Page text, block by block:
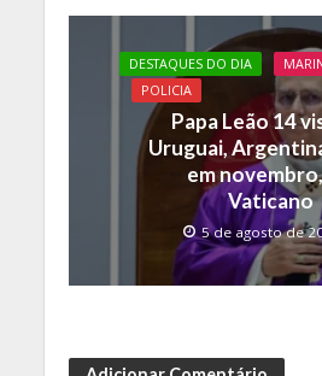
DESTAQUES DO DIA
POLICIA
Papa Leão 14
Uruguai,
em
Vaticano
5 de agosto de